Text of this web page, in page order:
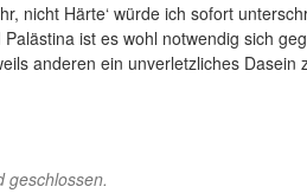
nicht Härte‘ würde ich sofort
ist es wohl notwendig sich
anderen ein unverletzliches Dasein
geschlossen.